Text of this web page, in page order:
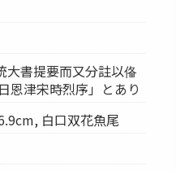
大書提要而又分註以俻
恩津宋時烈序」とあり
白口双花魚尾